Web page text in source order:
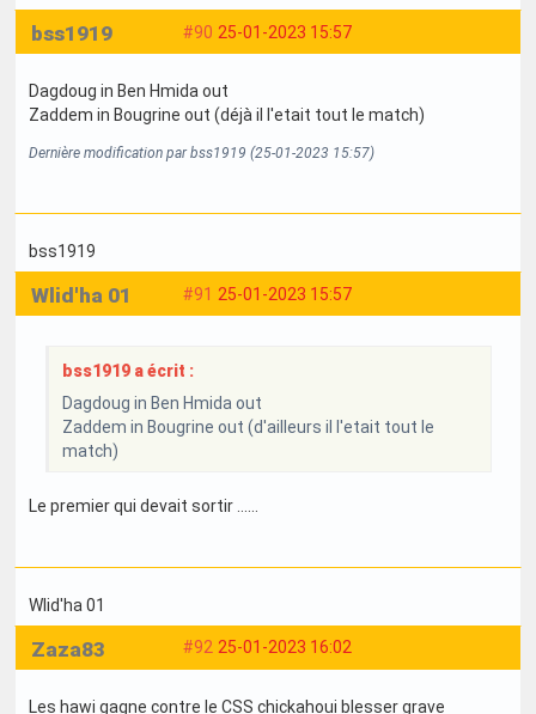
#90 25-01-2023 15:57
bss1919
Dagdoug in Ben Hmida out
Zaddem in Bougrine out (déjà il l'etait tout le match)
Dernière modification par bss1919 (25-01-2023 15:57)
bss1919
#91 25-01-2023 15:57
Wlid'ha 01
bss1919 a écrit :
Dagdoug in Ben Hmida out
Zaddem in Bougrine out (d'ailleurs il l'etait tout le
match)
Le premier qui devait sortir ......
Wlid'ha 01
#92 25-01-2023 16:02
Zaza83
Les hawi gagne contre le CSS chickahoui blesser grave